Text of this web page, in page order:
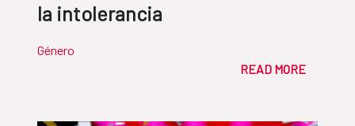
la intolerancia
Género
READ MORE